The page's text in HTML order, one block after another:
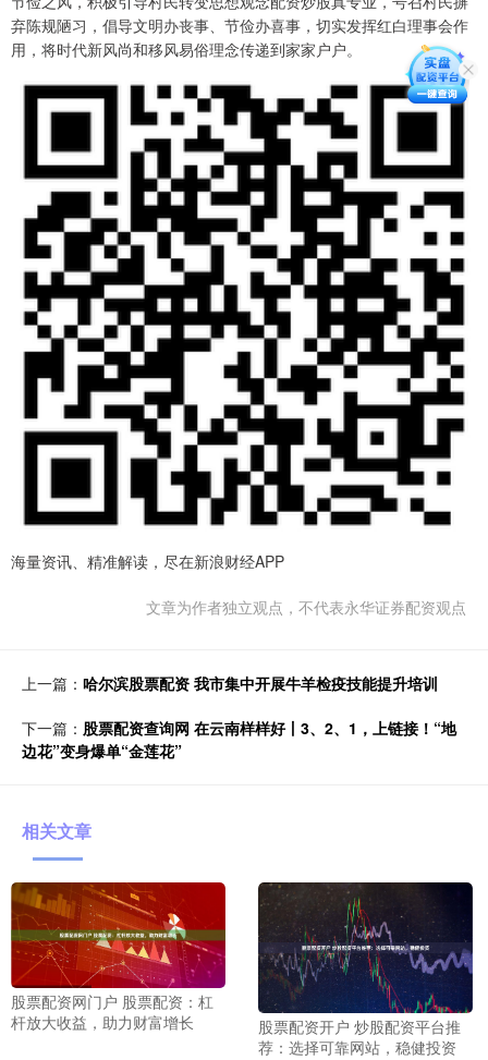
弃陈规陋习，倡导文明办丧事、节俭办喜事，切实发挥红白理事会作
用，将时代新风尚和移风易俗理念传递到家家户户。
海量资讯、精准解读，尽在新浪财经APP
文章为作者独立观点，不代表永华证券配资观点
上一篇： 哈尔滨股票配资 我市集中开展牛羊检疫技能提升培训
下一篇： 股票配资查询网 在云南样样好丨3、2、1，上链接！“地
边花”变身爆单“金莲花”
相关文章
股票配资网门户 股票配资：杠
杆放大收益，助力财富增长
股票配资开户 炒股配资平台推
荐：选择可靠网站，稳健投资